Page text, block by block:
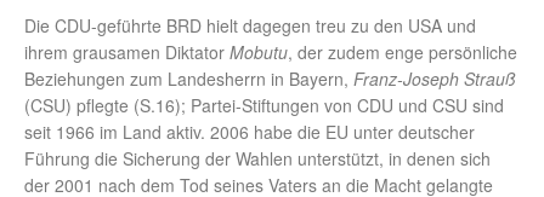
Die CDU-geführte BRD hielt dagegen treu zu den USA und
ihrem grausamen Diktator Mobutu, der zudem enge persönliche
Beziehungen zum Landesherrn in Bayern, Franz-Joseph Strauß
(CSU) pflegte (S.16); Partei-Stiftungen von CDU und CSU sind
seit 1966 im Land aktiv. 2006 habe die EU unter deutscher
Führung die Sicherung der Wahlen unterstützt, in denen sich
der 2001 nach dem Tod seines Vaters an die Macht gelangte